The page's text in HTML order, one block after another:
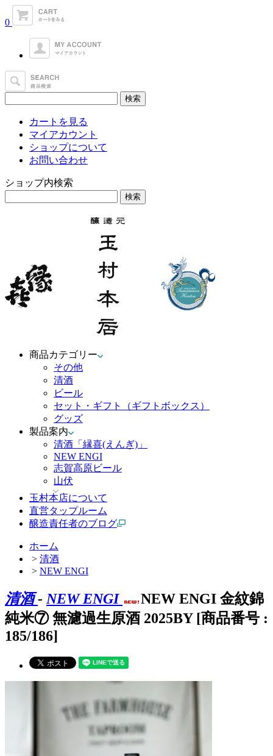
0
カートを見る
マイアカウント
ショップについて
お問い合わせ
ショップ内検索
商品カテゴリー
その他
清酒
ビール
セット・ギフト（ギフトボックス）
グッズ
製品案内
清酒「縁喜(えんぎ)」
NEW ENGI
志賀高原ビール
山伏
玉村本店について
直営タップルーム
醸造責任者のブログ
ホーム
> 清酒
> NEW ENGI
清酒- NEW ENGI
NEW ENGI 金紋錦
純米⑦ 無濾過生原酒 2025BY [商品番号 :
185/186]